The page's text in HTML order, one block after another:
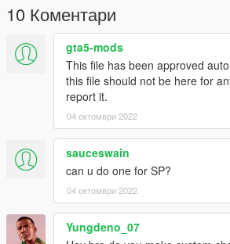
10 Коментари
gta5-mods
This file has been approved
this file should not be here for
report it.
04 октомври 2022
sauceswain
can u do one for SP?
04 октомври 2022
Yungdeno_07